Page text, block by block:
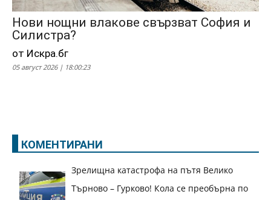
Нови нощни влакове свързват София и
Силистра?
от Искра.бг
05 август 2026 | 18:00:23
КОМЕНТИРАНИ
Зрелищна катастрофа на пътя Велико
Търново – Гурково! Кола се преобърна по